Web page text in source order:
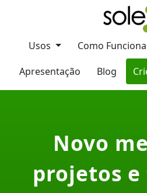
Usos Como Funciona
Apresentação
Blog
Novo
projetos